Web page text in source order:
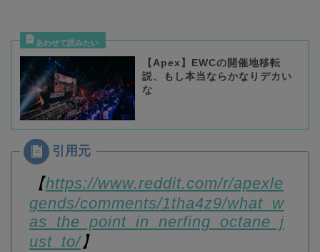
【Apex】EWCの開催地移転
説、もし本当ならかなりデカい
な
【https://www.reddit.com/r/apexle
gends/comments/1tha4z9/what_w
as_the_point_in_nerfing_octane_j
ust_to/】